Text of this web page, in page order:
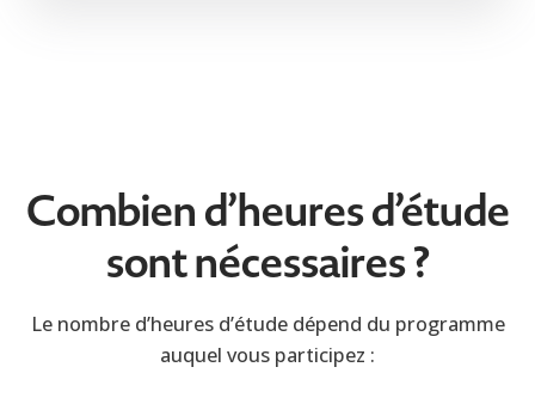
Combien d’heures d’étude
sont nécessaires ?
Le nombre d’heures d’étude dépend du programme
auquel vous participez :